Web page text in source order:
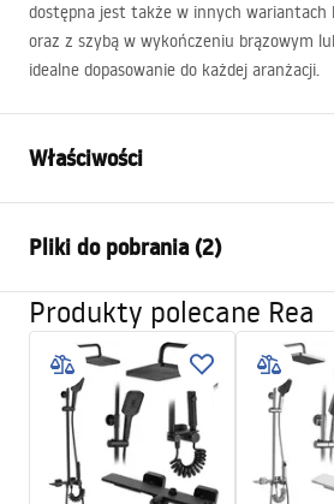
dostępna jest także w innych wariantach
oraz z szybą w wykończeniu brązowym
idealne dopasowanie do każdej aranżacji.
Właściwości
Kolor
Typ kabiny
Walk-in
Szkło
Seria
Flexi
Montaż
Na
Wysokość (mm)
1950
mm
Strona
Pliki do pobrania (2)
Informacje o bezpieczeństwie
Y.pdf
Instrukcja montażu
Produkty polecane Rea